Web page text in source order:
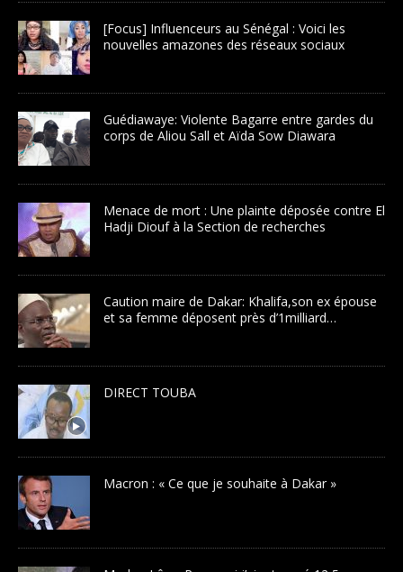
[Focus] Influenceurs au Sénégal : Voici les
nouvelles amazones des réseaux sociaux
Guédiawaye: Violente Bagarre entre gardes du
corps de Aliou Sall et Aïda Sow Diawara
Menace de mort : Une plainte déposée contre El
Hadji Diouf à la Section de recherches
Caution maire de Dakar: Khalifa,son ex épouse
et sa femme déposent près d’1milliard…
DIRECT TOUBA
Macron : « Ce que je souhaite à Dakar »